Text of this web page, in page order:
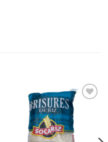
à la liste
souhaits